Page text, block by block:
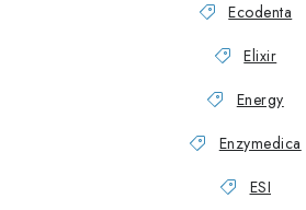
Ecodenta
Elixir
Energy
Enzymedica
ESI